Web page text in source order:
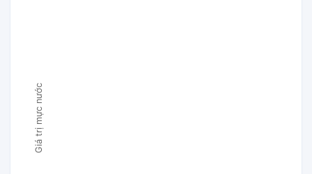
Giá trị mực nước